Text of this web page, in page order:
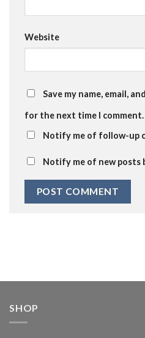
Website
Save my name, email,
for the next time I comment.
Notify me of follow-up
Notify me of new posts
SHOP